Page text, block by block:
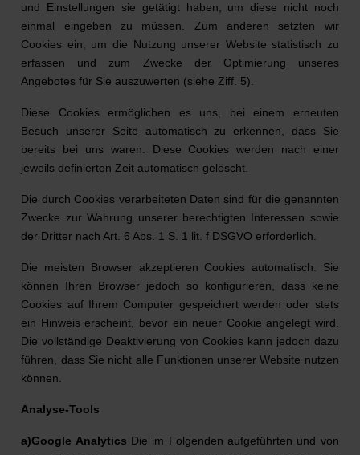
und Einstellungen sie getätigt haben, um diese nicht noch
einmal eingeben zu müssen. Zum anderen setzten wir
Cookies ein, um die Nutzung unserer Website statistisch zu
erfassen und zum Zwecke der Optimierung unseres
Angebotes für Sie auszuwerten (siehe Ziff. 5).
Diese Cookies ermöglichen es uns, bei einem erneuten
Besuch unserer Seite automatisch zu erkennen, dass Sie
bereits bei uns waren. Diese Cookies werden nach einer
jeweils definierten Zeit automatisch gelöscht.
Die durch Cookies verarbeiteten Daten sind für die genannten
Zwecke zur Wahrung unserer berechtigten Interessen sowie
der Dritter nach Art. 6 Abs. 1 S. 1 lit. f DSGVO erforderlich.
Die meisten Browser akzeptieren Cookies automatisch. Sie
können Ihren Browser jedoch so konfigurieren, dass keine
Cookies auf Ihrem Computer gespeichert werden oder stets
ein Hinweis erscheint, bevor ein neuer Cookie angelegt wird.
Die vollständige Deaktivierung von Cookies kann jedoch dazu
führen, dass Sie nicht alle Funktionen unserer Website nutzen
können.
Analyse-Tools
a)Google Analytics Die im Folgenden aufgeführten und von